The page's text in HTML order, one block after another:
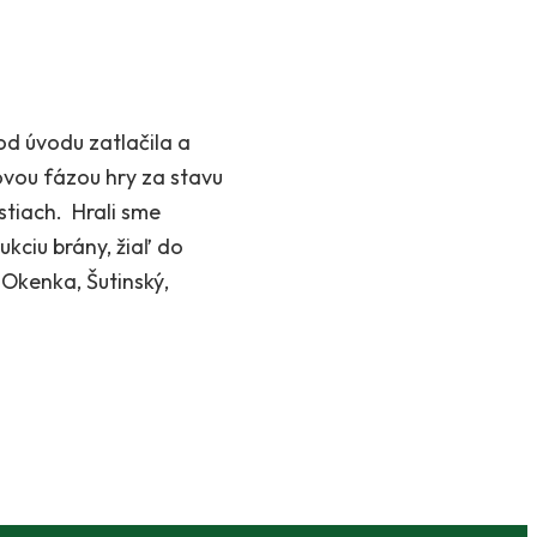
úvodu zatlačila a
fázou hry za stavu
Hrali sme
brány, žiaľ do
Šutinský,